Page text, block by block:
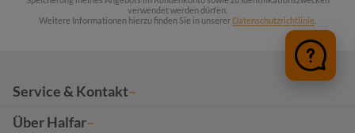
verwendet werden dürfen.
Weitere Informationen hierzu finden Sie in unserer Datenschutzrichtlinie
Service & Kontakt
Über Halfar